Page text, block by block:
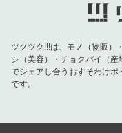
ツクツク!!!は、モノ（物販）
シ（美容）・チョクバイ（産
でシェアし合うおすそわけ
です。